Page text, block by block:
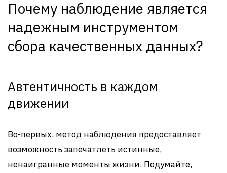
Почему наблюдение является
надежным инструментом
сбора качественных данных?
Автентичность в каждом
движении
Во-первых, метод наблюдения предоставляет
возможность запечатлеть истинные,
ненаигранные моменты жизни. Подумайте,